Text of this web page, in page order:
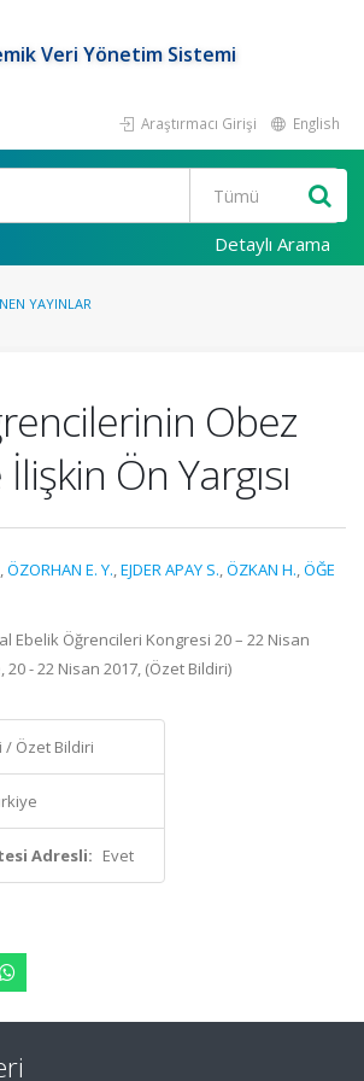
Veri Yönetim Sistemi
Araştırmacı Girişi English
Detaylı Arama
YAYINLAR
Obez
Ön Yargısı
,ÖZORHAN E. Y.,EJDER APAY S.,ÖZKAN H.,ÖĞE
Ebelik Öğrencileri Kongresi 20 – 22 Nisan
- 22 Nisan 2017, (Özet Bildiri)
/ Özet Bildiri
Adresli: Evet